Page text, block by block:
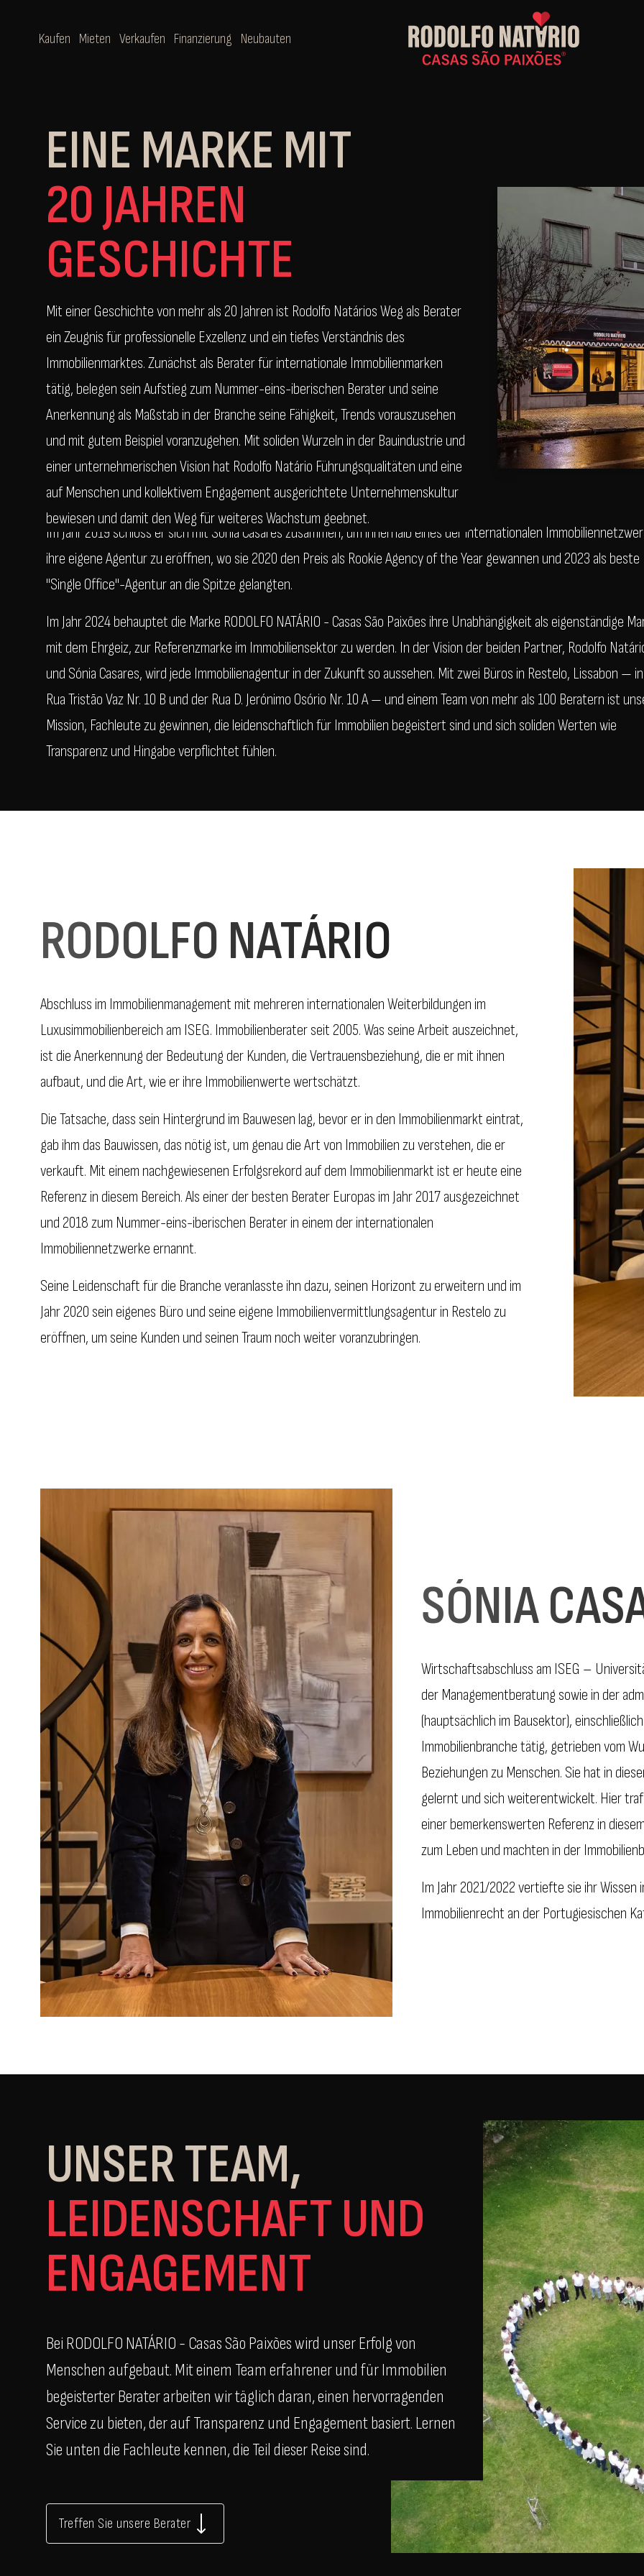
Kaufen Mieten Verkaufen Finanzierung Neubauten
EINE MARKE MIT
20 JAHREN
GESCHICHTE
Mit einer Geschichte von mehr als 20 Jahren ist Rodolfo Natários Weg als Berater
ein Zeugnis für professionelle Exzellenz und ein tiefes Verständnis des
Immobilienmarktes. Zunächst als Berater für internationale Immobilienmarken
tätig, belegen sein Aufstieg zum Nummer-eins-iberischen Berater und seine
Anerkennung als Maßstab in der Branche seine Fähigkeit, Trends vorauszusehen
und mit gutem Beispiel voranzugehen. Mit soliden Wurzeln in der Bauindustrie und
einer unternehmerischen Vision hat Rodolfo Natário Führungsqualitäten und eine
auf Menschen und kollektivem Engagement ausgerichtete Unternehmenskultur
bewiesen und damit den Weg für weiteres Wachstum geebnet.
Im Jahr 2019 schloss er sich mit Sónia Casares zusammen, um innerhalb eines der internationalen
ihre eigene Agentur zu eröffnen, wo sie 2020 den Preis als Rookie Agency of the Year gewannen und 2023 als beste
"Single Office"-Agentur an die Spitze gelangten.
Im Jahr 2024 behauptet die Marke RODOLFO NATÁRIO - Casas São Paixões ihre Unabhängigkeit als eigenständige
mit dem Ehrgeiz, zur Referenzmarke im Immobiliensektor zu werden. In der Vision der beiden Partner, Rodolfo
und Sónia Casares, wird jede Immobilienagentur in der Zukunft so aussehen. Mit zwei Büros in Restelo, Lissabon —
Rua Tristão Vaz Nr. 10 B und der Rua D. Jerónimo Osório Nr. 10 A — und einem Team von mehr als 100 Beratern ist
Mission, Fachleute zu gewinnen, die leidenschaftlich für Immobilien begeistert sind und sich soliden Werten wie
Transparenz und Hingabe verpflichtet fühlen.
RODOLFO NATÁRIO
Abschluss im Immobilienmanagement mit mehreren internationalen Weiterbildungen im
Luxusimmobilienbereich am ISEG. Immobilienberater seit 2005. Was seine Arbeit auszeichnet,
ist die Anerkennung der Bedeutung der Kunden, die Vertrauensbeziehung, die er mit ihnen
aufbaut, und die Art, wie er ihre Immobilienwerte wertschätzt.
Die Tatsache, dass sein Hintergrund im Bauwesen lag, bevor er in den Immobilienmarkt eintrat,
gab ihm das Bauwissen, das nötig ist, um genau die Art von Immobilien zu verstehen, die er
verkauft. Mit einem nachgewiesenen Erfolgsrekord auf dem Immobilienmarkt ist er heute eine
Referenz in diesem Bereich. Als einer der besten Berater Europas im Jahr 2017 ausgezeichnet
und 2018 zum Nummer-eins-iberischen Berater in einem der internationalen
Immobiliennetzwerke ernannt.
Seine Leidenschaft für die Branche veranlasste ihn dazu, seinen Horizont zu erweitern und im
Jahr 2020 sein eigenes Büro und seine eigene Immobilienvermittlungsagentur in Restelo zu
eröffnen, um seine Kunden und seinen Traum noch weiter voranzubringen.
SÓNIA
Wirtschaftsabschluss am ISEG –
der Managementberatung sowie in der
(hauptsächlich im Bausektor),
Immobilienbranche tätig, getrieben vom
Beziehungen zu Menschen. Sie hat in
gelernt und sich weiterentwickelt. Hier
einer bemerkenswerten Referenz in
zum Leben und machten in der
Im Jahr 2021/2022 vertiefte sie ihr
Immobilienrecht an der Portugiesischen
UNSER TEAM,
LEIDENSCHAFT UND
ENGAGEMENT
Bei RODOLFO NATÁRIO - Casas São Paixões wird unser Erfolg von
Menschen aufgebaut. Mit einem Team erfahrener und für Immobilien
begeisterter Berater arbeiten wir täglich daran, einen hervorragenden
Service zu bieten, der auf Transparenz und Engagement basiert. Lernen
Sie unten die Fachleute kennen, die Teil dieser Reise sind.
Treffen Sie unsere Berater